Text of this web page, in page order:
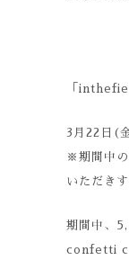
「
3月22日(
※期間中の
いただきす
期間中、
confetti